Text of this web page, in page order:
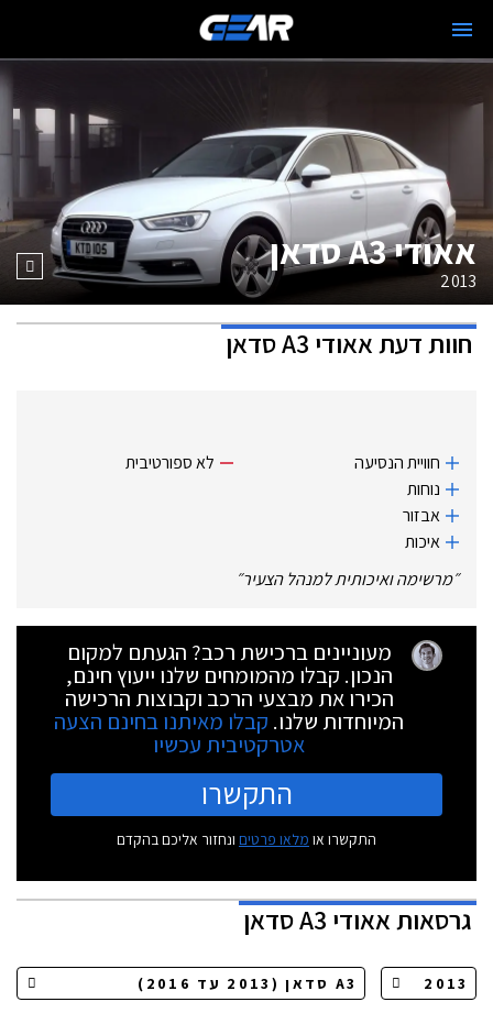
אאודי A3 סדאן
2013
חוות דעתאאודי A3 סדאן
חוויית הנסיעה
נוחות
אבזור
איכות
לא ספורטיבית
״מרשימה ואיכותית למנהל הצעיר״
מעוניינים ברכישת רכב? הגעתם למקום
הנכון. קבלו מהמומחים שלנו ייעוץ חינם,
הכירו את מבצעי הרכב וקבוצות הרכישה
המיוחדות שלנו. קבלו מאיתנו בחינם הצעה
אטרקטיבית עכשיו
התקשרו
התקשרו או מלאו פרטים ונחזור אליכם בהקדם
גרסאותאאודי A3 סדאן